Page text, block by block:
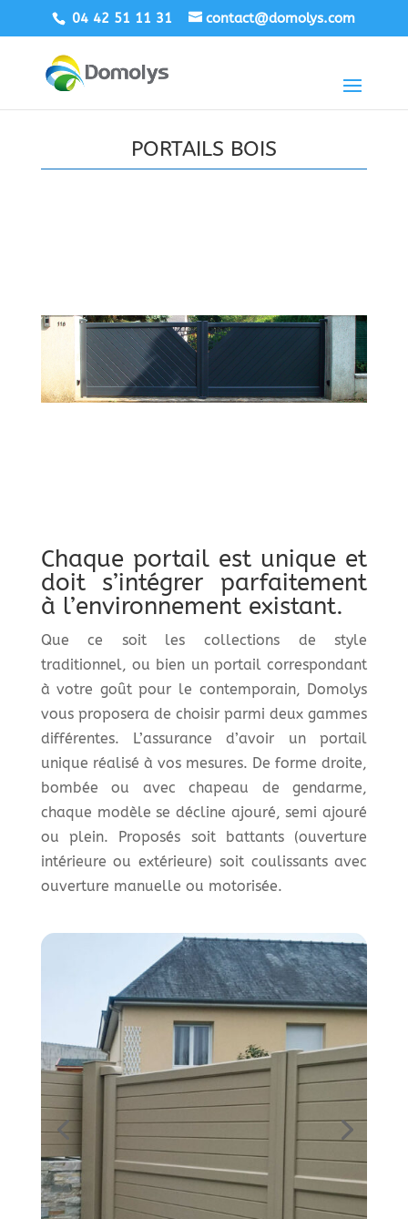
04 42 51 11 31 contact@domolys.com
PORTAILS BOIS
Chaque portail est unique et
doit s’intégrer parfaitement
à l’environnement existant.
Que ce soit les collections de style
traditionnel, ou bien un portail correspondant
à votre goût pour le contemporain, Domolys
vous proposera de choisir parmi deux gammes
différentes. L’assurance d’avoir un portail
unique réalisé à vos mesures. De forme droite,
bombée ou avec chapeau de gendarme,
chaque modèle se décline ajouré, semi ajouré
ou plein. Proposés soit battants (ouverture
intérieure ou extérieure) soit coulissants avec
ouverture manuelle ou motorisée.